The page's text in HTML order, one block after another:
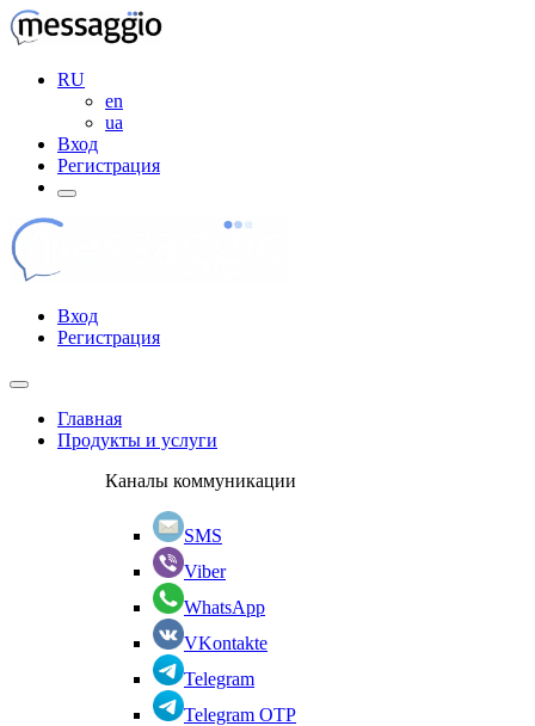
RU
en
ua
Вход
Регистрация
Вход
Регистрация
Главная
Продукты и услуги
Каналы коммуникации
SMS
Viber
WhatsApp
VKontakte
Telegram
Telegram OTP